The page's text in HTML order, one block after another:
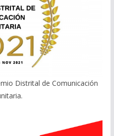
Distrital de Comunicación